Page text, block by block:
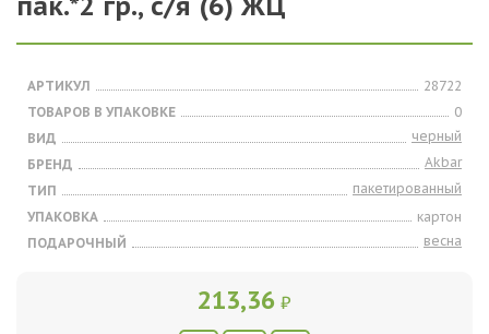
АРТИКУЛ
28722
ТОВАРОВ В УПАКОВКЕ
0
ВИД
черный
БРЕНД
Akbar
ТИП
пакетированный
УПАКОВКА
картон
ПОДАРОЧНЫЙ
весна
213,36 ₽